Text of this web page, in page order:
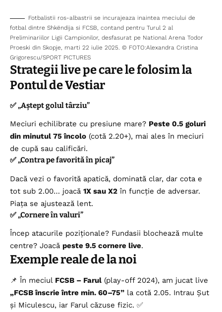
Fotbalistii ros-albastrii se incurajeaza inaintea meciului de
fotbal dintre Shkëndija si FCSB, contand pentru Turul 2 al
Preliminariilor Ligii Campionilor, desfasurat pe National Arena Todor
Proeski din Skopje, marti 22 iulie 2025. © FOTO:Alexandra Cristina
Grigorescu/SPORT PICTURES
Strategii live pe care le folosim la
Pontul de Vestiar
✅ „Aștept golul târziu”
Meciuri echilibrate cu presiune mare? Peste 0.5 goluri
din minutul 75 încolo (cotă 2.20+), mai ales în meciuri
de cupă sau calificări.
✅ „Contra pe favorită în picaj”
Dacă vezi o favorită apatică, dominată clar, dar cota e
tot sub 2.00… joacă 1X sau X2 în funcție de adversar.
Piața se ajustează lent.
✅ „Cornere în valuri”
Încep atacurile poziționale? Fundasii blochează multe
centre? Joacă peste 9.5 cornere live.
Exemple reale de la noi
📌 În meciul FCSB – Farul (play-off 2024), am jucat live
„FCSB înscrie între min. 60–75” la cotă 2.05. Intrau Șut
și Miculescu, iar Farul căzuse fizic. ✅